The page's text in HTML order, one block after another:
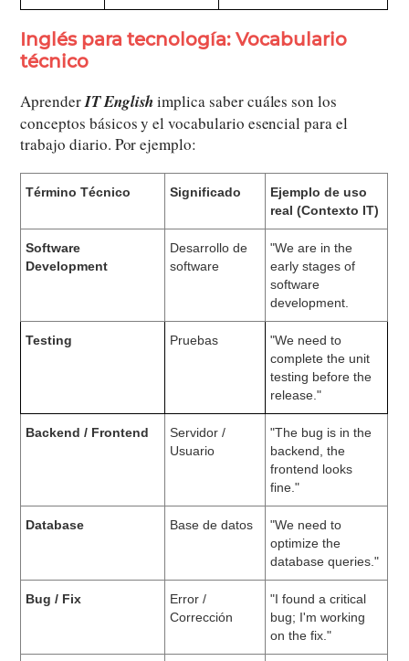
Inglés para tecnología: Vocabulario
técnico
AprenderIT Englishimplica saber cuáles son los
conceptos básicos y el vocabulario esencial para el
trabajo diario. Por ejemplo:
Término Técnico Significado
Ejemplo de uso
real (Contexto IT)
Software
Development
Desarrollo de
software
"We are in the
early stages of
software
development.
Testing Pruebas
"We need to
complete the unit
testing before the
release."
Backend / Frontend
Servidor /
Usuario
"The bug is in the
backend, the
frontend looks
fine."
Database Base de datos
"We need to
optimize the
database queries."
Bug / Fix
Error /
Corrección
"I found a critical
bug; I'm working
on the fix."